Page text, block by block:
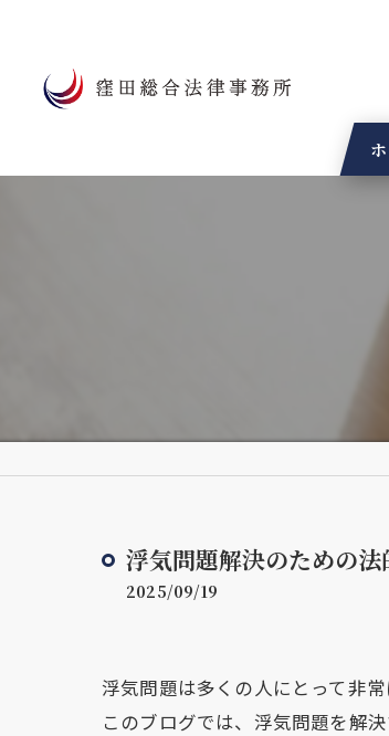
浮気問題解決のための法
2025/09/19
浮気問題は多くの人にとって非
このブログでは、浮気問題を解